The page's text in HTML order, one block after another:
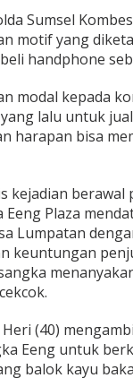
K
a
T
n
Sumsel
motif yang
handphone
modal kepada
lalu untuk
harapan bisa
kejadian berawal
Plaza
Lumpatan
keuntungan
(40)
Eeng untuk
balok kayu